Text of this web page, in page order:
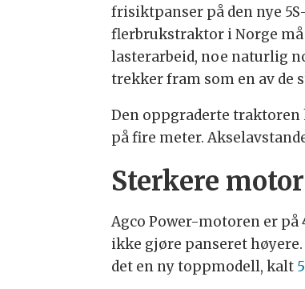
frisiktpanser på den nye
flerbrukstraktor i Norge
lasterarbeid, noe naturlig
trekker fram som en av de
Den oppgraderte
på fire meter.
Sterkere motor
Agco Power-motoren er
ikke gjøre panseret
det en ny toppmodell, kalt